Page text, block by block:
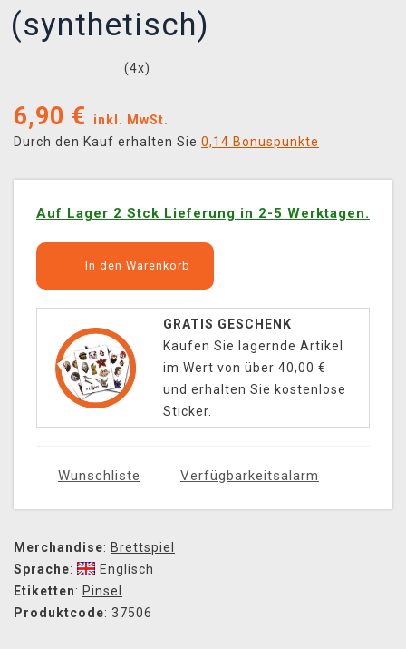
(synthetisch)
(4x)
6,90 €
inkl. MwSt.
Durch den Kauf erhalten Sie 0,14 Bonuspunkte
Auf Lager 2 Stck Lieferung in 2-5 Werktagen.
In den Warenkorb
GRATIS GESCHENK
Kaufen Sie lagernde Artikel
im Wert von über 40,00 €
und erhalten Sie kostenlose
Sticker.
Wunschliste Verfügbarkeitsalarm
Merchandise: Brettspiel
Sprache:
Englisch
Etiketten: Pinsel
Produktcode: 37506